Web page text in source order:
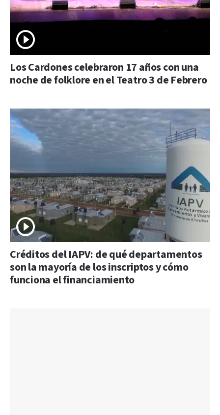
Los Cardones celebraron 17 años con una
noche de folklore en el Teatro 3 de Febrero
Créditos del IAPV: de qué departamentos
son la mayoría de los inscriptos y cómo
funciona el financiamiento